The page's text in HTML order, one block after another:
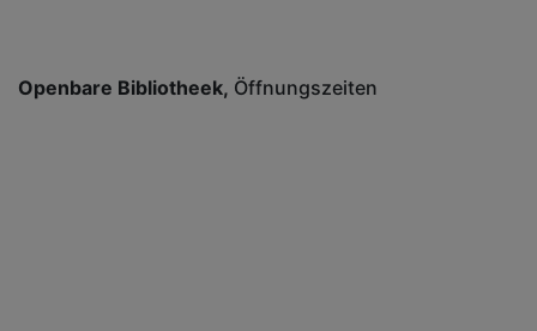
Openbare Bibliotheek Öffnungszeiten